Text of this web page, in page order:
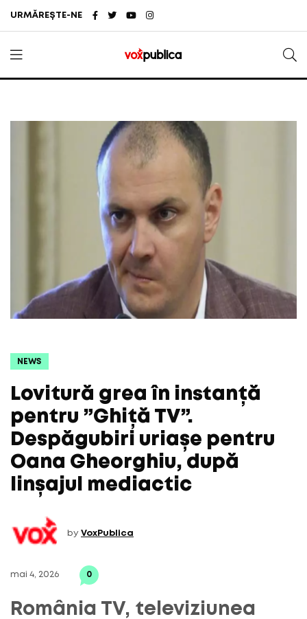
URMĂREȘTE-NE
NEWS
Lovitură grea în instanță
pentru ”Ghiță TV”.
Despăgubiri uriașe pentru
Oana Gheorghiu, după
linșajul mediactic
by VoxPublica
mai 4, 2026 0
România TV, televiziunea